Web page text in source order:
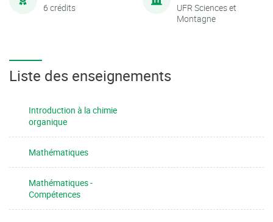
6 crédits
UFR Sciences et
Montagne
Liste des enseignements
Introduction à la chimie
organique
Mathématiques
Mathématiques -
Compétences